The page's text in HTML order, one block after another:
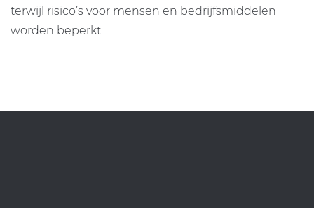
terwijl risico’s voor mensen en bedrijfsmiddelen
worden beperkt.